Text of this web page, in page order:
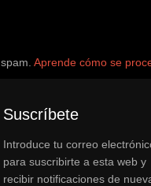
Aprende cómo se
Suscríbete
Introduce tu correo
para suscribirte a esta web y
recibir notificaciones de